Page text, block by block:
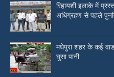
रिहायशी इलाके में
अधिग्रहण से पहले
मधेपुरा शहर के कई
घुसा पानी